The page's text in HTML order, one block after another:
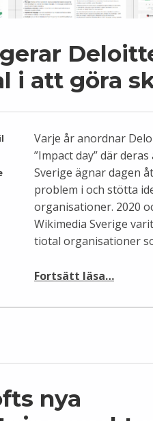
i att göra
Varje år anordnar
”Impact day” där
Sverige ägnar dagen
problem i och stötta
organisationer. 2020
Wikimedia Sverige
tiotal organisationer
Fortsätt läsa…
nya